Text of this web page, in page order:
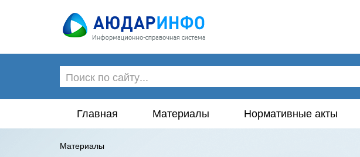
Главная Материалы Нормативные акты
Материалы